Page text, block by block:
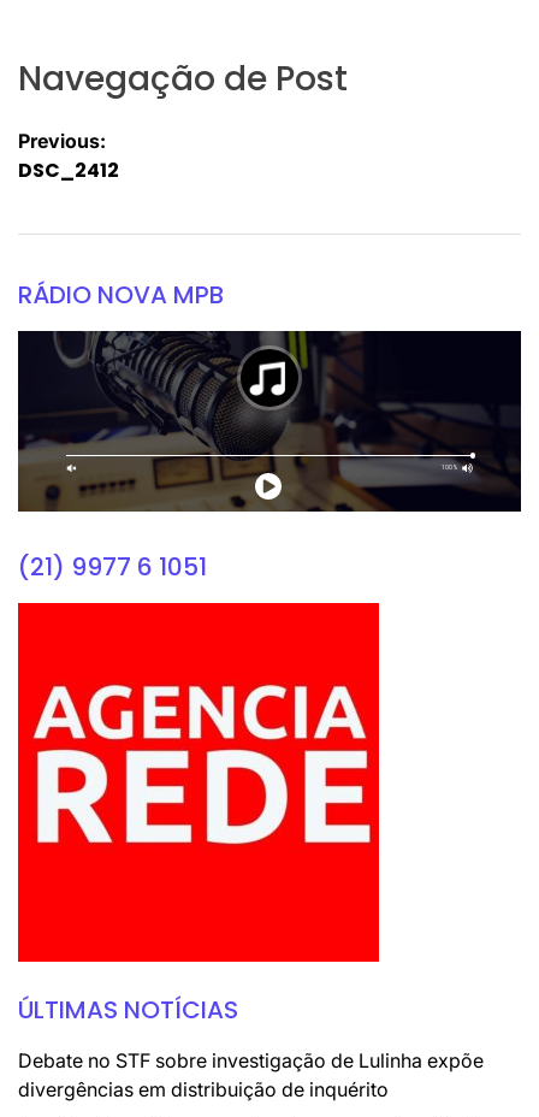
Navegação de Post
Previous:
DSC_2412
RÁDIO NOVA MPB
(21) 9977 6 1051
ÚLTIMAS NOTÍCIAS
Debate no STF sobre investigação de Lulinha expõe
divergências em distribuição de inquérito